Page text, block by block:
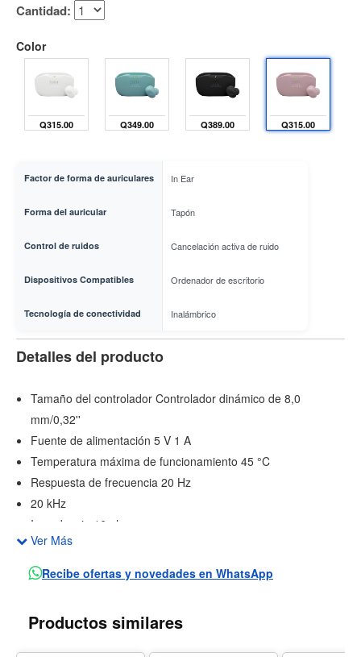
Cantidad:
Color
Q315.00 Q349.00 Q389.00 Q315.00
Factor de forma de auriculares In Ear
Forma del auricular Tapón
Control de ruidos Cancelación activa de ruido
Dispositivos Compatibles Ordenador de escritorio
Tecnología de conectividad Inalámbrico
Detalles del producto
Tamaño del controlador Controlador dinámico de 8,0
mm/0,32''
Fuente de alimentación 5 V 1 A
Temperatura máxima de funcionamiento 45 °C
Respuesta de frecuencia 20 Hz
20 kHz
Impedancia 16 ohm
Sensibilidad 110 dB SPL a 1 kHz
Nivel de presión sonora máximo 95 dB
Versión del perfil de Bluetooth A2DP V1.4, AVRCP V1.6.2,
HFP V1.8
Ver Más
Recibe ofertas y novedades en WhatsApp
Productos similares